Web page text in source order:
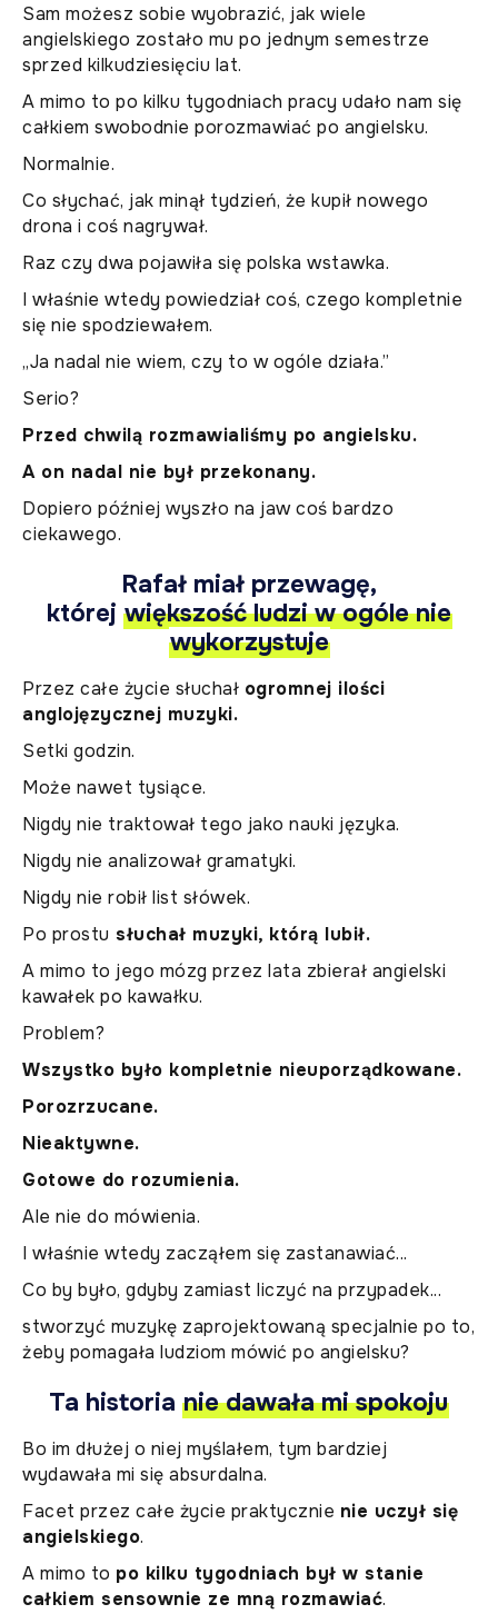
Sam możesz sobie wyobrazić, jak wiele
angielskiego zostało mu po jednym semestrze
sprzed kilkudziesięciu lat.
A mimo to po kilku tygodniach pracy udało nam się
całkiem swobodnie porozmawiać po angielsku.
Normalnie.
Co słychać, jak minął tydzień, że kupił nowego
drona i coś nagrywał.
Raz czy dwa pojawiła się polska wstawka.
I właśnie wtedy powiedział coś, czego kompletnie
się nie spodziewałem.
„Ja nadal nie wiem, czy to w ogóle działa.”
Serio?
Przed chwilą rozmawialiśmy po angielsku.
A on nadal nie był przekonany.
Dopiero później wyszło na jaw coś bardzo
ciekawego.
Rafał miał przewagę,
której większość ludzi w ogóle nie
wykorzystuje
Przez całe życie słuchał ogromnej ilości
anglojęzycznej muzyki.
Setki godzin.
Może nawet tysiące.
Nigdy nie traktował tego jako nauki języka.
Nigdy nie analizował gramatyki.
Nigdy nie robił list słówek.
Po prostu słuchał muzyki, którą lubił.
A mimo to jego mózg przez lata zbierał angielski
kawałek po kawałku.
Problem?
Wszystko było kompletnie nieuporządkowane.
Porozrzucane.
Nieaktywne.
Gotowe do rozumienia.
Ale nie do mówienia.
I właśnie wtedy zacząłem się zastanawiać...
Co by było, gdyby zamiast liczyć na przypadek...
stworzyć muzykę zaprojektowaną specjalnie po to,
żeby pomagała ludziom mówić po angielsku?
Ta historia nie dawała mi spokoju
Bo im dłużej o niej myślałem, tym bardziej
wydawała mi się absurdalna.
Facet przez całe życie praktycznie nie uczył się
angielskiego.
A mimo to po kilku tygodniach był w stanie
całkiem sensownie ze mną rozmawiać.